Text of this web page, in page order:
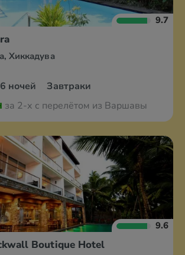
9.7
Хиккадува
6 ночей Завтраки
за 2-х с перелётом из Варшавы
9.6
Boutique Hotel